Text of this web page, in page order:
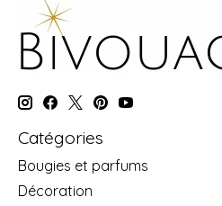
Catégories
Bougies et parfums
Décoration